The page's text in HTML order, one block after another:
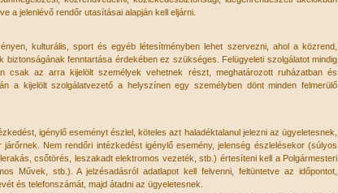
a jelenlévő rendőr utasításai alapján kell eljárni.
kulturális, sport és egyéb létesítményben lehet szervezni, ahol a közrend,
fenntartása érdekében ez szükséges. Felügyeleti szolgálatot mindig
csak az arra kijelölt személyek vehetnek részt, meghatározott ruházatban és
a kijelölt szolgálatvezető a helyszínen egy személyben dönt minden felmerülő
igénylő eseményt észlel, köteles azt haladéktalanul jelezni az ügyeletesnek,
Nem rendőri intézkedést igénylő esemény, jelenség észlelésekor (súlyos
csőtörés, leszakadt elektromos vezeték, stb.) értesíteni kell a Polgármesteri
Művek, stb.). A jelzésadásról adatlapot kell felvenni, feltüntetve az időpontot,
és telefonszámát, majd átadni az ügyeletesnek.